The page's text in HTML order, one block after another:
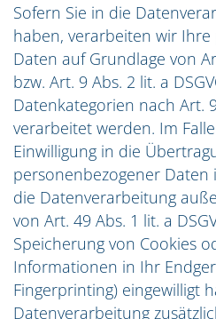
Sofern Sie in die
haben, verarbeiten wir
Daten auf Grundlage von
bzw. Art. 9 Abs. 2 lit. a
Datenkategorien nach Art.
verarbeitet werden. Im
Einwilligung in die
personenbezogener
die Datenverarbeitung
von Art. 49 Abs. 1 lit. a
Speicherung von Cookies
Informationen in Ihr
Fingerprinting) eingewilligt
Datenverarbeitung